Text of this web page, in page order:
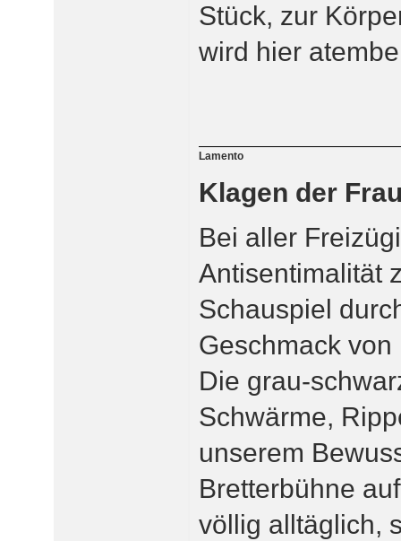
Stück, zur
wird hier
Lamento
Klagen der
Bei aller
Antisentimalität
Schauspiel
Geschmack
Die grau-
Schwärme,
unserem
Bretterbühne
völlig alltäglich,